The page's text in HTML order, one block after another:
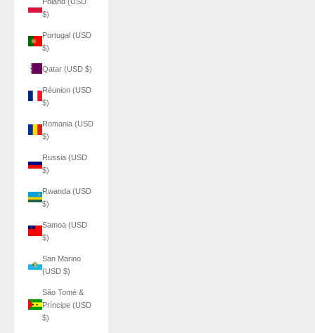
$)
Portugal (USD
$)
Qatar (USD $)
Réunion (USD
$)
Romania (USD
$)
Russia (USD
$)
Rwanda (USD
$)
Samoa (USD
$)
San Marino
(USD $)
São Tomé &
Príncipe (USD
$)